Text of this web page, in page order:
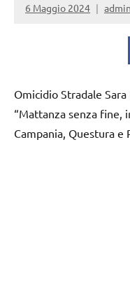
6 Maggio 2024 admin
Omicidio Stradale
“Mattanza senza fine,
Campania, Questura e